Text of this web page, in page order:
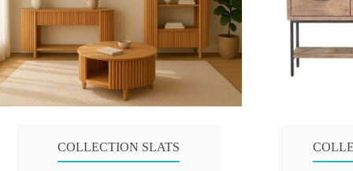
COLLECTION SLATS